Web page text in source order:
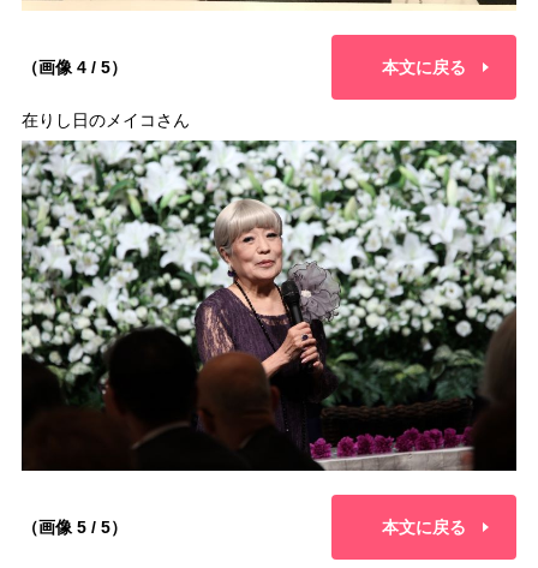
（画像 4 / 5） 本文に戻る
在りし日のメイコさん
（画像 5 / 5） 本文に戻る